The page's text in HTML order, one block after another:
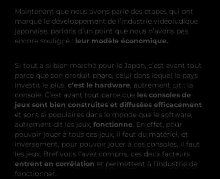
Maintenant que nous avons parlé des étapes qui ont
marqué le développement de l’industrie vidéoludique
japonaise, parlons d’un point que nous n’avons pas
encore souligné : leur modèle économique.
Si tout a si bien marché pour le Japon, c’est avant tout
parce que son produit phare, celui dans lequel le pays
investit le plus, c’est le hardware, autrement dit : la
console. C’est avant tout parce que les consoles de
jeux sont bien construites et diffusées efficacement
et sont si populaires dans le monde que le software,
autrement dit les jeux, fonctionne. En effet, pour
pouvoir jouer à tous ces jeux, il faut du matériel, et
inversement, pour pouvoir jouer à ces consoles, il faut
les jeux. Bref vous l’avez compris, ces deux facteurs
entrent en corrélation et permettent à l’industrie de
fonctionner.